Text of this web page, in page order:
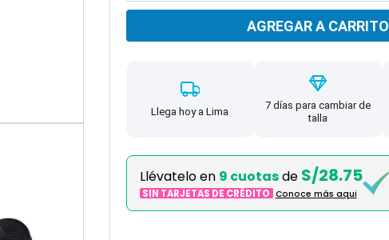
AGREGAR A CARRITO
Llega hoy a Lima
7 días para cambiar de
talla
Llévatelo en 9 cuotasde S/28.75
SIN TARJETAS DE CRÉDITO Conoce más aqui